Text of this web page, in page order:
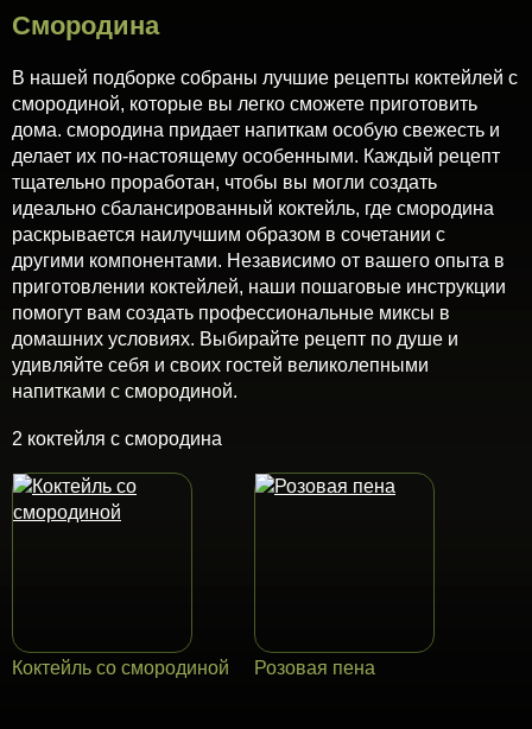
Смородина
В нашей подборке собраны лучшие рецепты коктейлей с
смородиной, которые вы легко сможете приготовить
дома. смородина придает напиткам особую свежесть и
делает их по-настоящему особенными. Каждый рецепт
тщательно проработан, чтобы вы могли создать
идеально сбалансированный коктейль, где смородина
раскрывается наилучшим образом в сочетании с
другими компонентами. Независимо от вашего опыта в
приготовлении коктейлей, наши пошаговые инструкции
помогут вам создать профессиональные миксы в
домашних условиях. Выбирайте рецепт по душе и
удивляйте себя и своих гостей великолепными
напитками с смородиной.
2 коктейля с смородина
Коктейль со смородиной Розовая пена